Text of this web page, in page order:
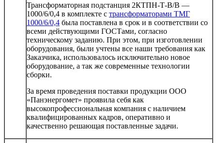
Трансформаторная подстанция 2КТПН-Т-В/В —
1000/6/0,4 в комплекте с трансформаторами ТМГ
1000/6/0,4 была поставлена в срок и в соответствии со
всеми действующими ГОСТами, согласно
техническому заданию. При этом, при изготовлении
оборудования, были учтены все наши требования как
Заказчика, использовалось исключительно новое
оборудование, а так же современные технологии
сборки.
За время проведения поставки продукции ООО
«Панэнергомет» проявила себя как
высокопрофессиональная компания с наличием
квалифицированных кадров, оперативно и
качественно решающая поставленные задачи.